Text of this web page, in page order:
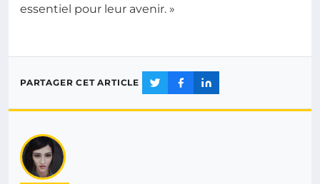
essentiel pour leur avenir. »
PARTAGER CET ARTICLE